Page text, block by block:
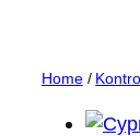
Home/